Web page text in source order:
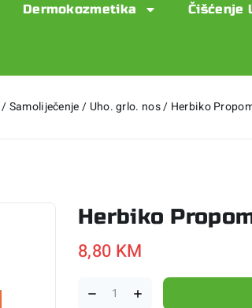
Dermokozmetika Čišćenje
/Samoliječenje/ Uho. grlo. nos/ Herbiko
Herbiko
8,80 KM